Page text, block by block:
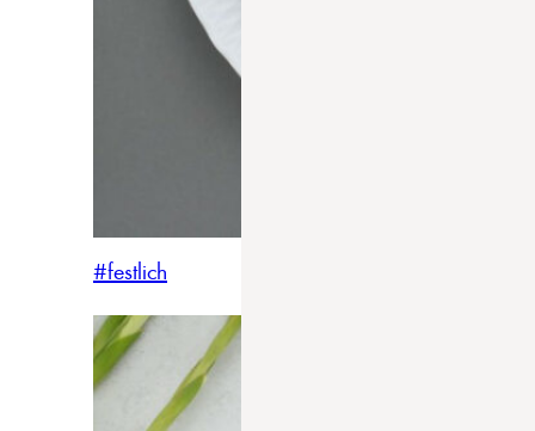
#festlich